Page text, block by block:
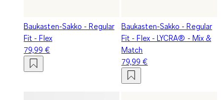
Baukasten-Sakko - Regular
Fit - Flex
79,99 €
Baukasten-Sakko - Regular
Fit - Flex - LYCRA® - Mix &
Match
79,99 €